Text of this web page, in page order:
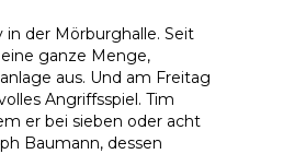
der Mörburghalle. Seit
ganze Menge,
aus. Und am Freitag
Angriffsspiel. Tim
er bei sieben oder acht
Baumann, dessen